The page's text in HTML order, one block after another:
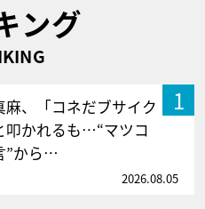
ング
1
麻、「コネだブサイク
叩かれるも…“マツコ
”から…
2026.08.05